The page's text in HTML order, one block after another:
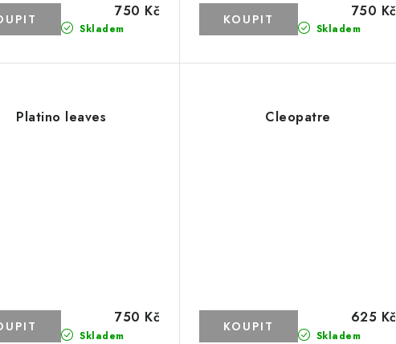
Skladem
750 Kč
Skladem
750 Kč
Platino leaves
Skladem
750 Kč
Cleopatre
Skladem
625 Kč